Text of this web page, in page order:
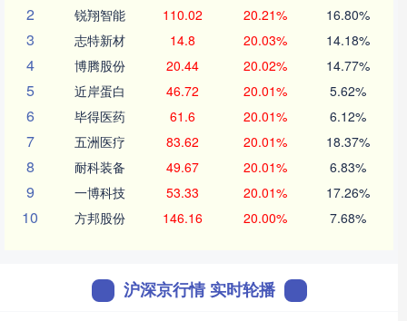
2 锐翔智能 110.02 20.21% 16.80%
3 志特新材 14.8 20.03% 14.18%
4 博腾股份 20.44 20.02% 14.77%
5 近岸蛋白 46.72 20.01% 5.62%
6 毕得医药 61.6 20.01% 6.12%
7 五洲医疗 83.62 20.01% 18.37%
8 耐科装备 49.67 20.01% 6.83%
9 一博科技 53.33 20.01% 17.26%
10 方邦股份 146.16 20.00% 7.68%
沪深京行情 实时轮播